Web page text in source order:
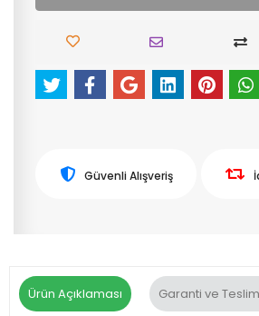
Güvenli Alışveriş
Ürün Açıklaması Garanti ve